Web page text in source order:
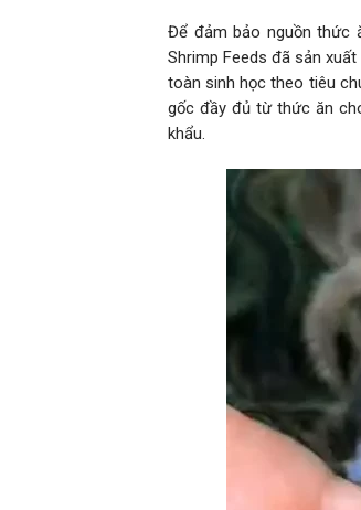
Để đảm bảo nguồn thức
Shrimp Feeds đã sản
toàn sinh học theo tiêu
gốc đầy đủ từ thức ăn
khẩu.